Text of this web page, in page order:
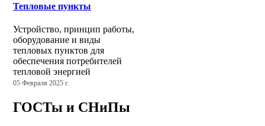
Тепловые пункты
Устройство, принцип работы,
оборудование и виды
тепловых пунктов для
обеспечения потребителей
тепловой энергией
05 Февраля 2025 г.
ГОСТы и СНиПы